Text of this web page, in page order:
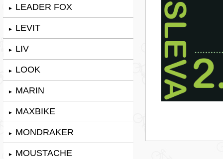
► LEADER FOX
► LEVIT
► LIV
► LOOK
► MARIN
► MAXBIKE
► MONDRAKER
► MOUSTACHE